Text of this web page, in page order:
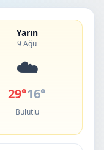
Yarın
9 Ağu
☁️
29°16°
Bulutlu